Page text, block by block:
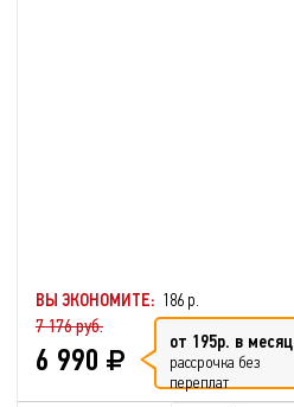
ВЫ ЭКОНОМИТЕ: 186 р.
7 176 руб.
6 990 от 195р. в месяц
рассрочка без
переплат